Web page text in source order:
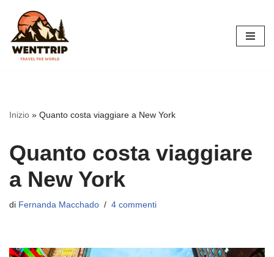
Vai
al
contenuto
Inizio » Quanto costa viaggiare a New York
Quanto costa viaggiare
a New York
di Fernanda Macchado 4 commenti